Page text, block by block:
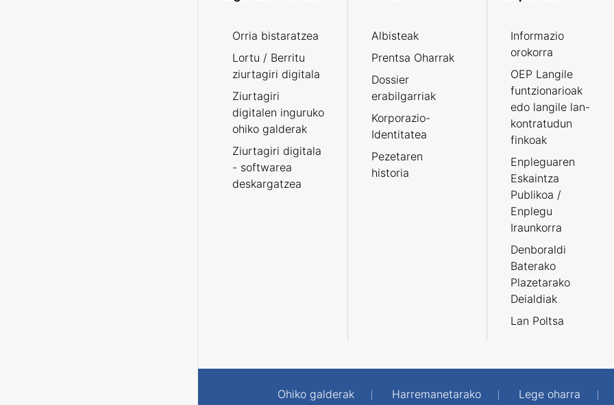
Orria bistaratzea
Lortu / Berritu
ziurtagiri digitala
Ziurtagiri
digitalen inguruko
ohiko galderak
Ziurtagiri digitala
- softwarea
deskargatzea
Albisteak
Prentsa Oharrak
Dossier
erabilgarriak
Korporazio-
Identitatea
Pezetaren
historia
Informazio
orokorra
OEP Langile
funtzionarioak
edo langile lan-
kontratudun
finkoak
Enpleguaren
Eskaintza
Publikoa /
Enplegu
Iraunkorra
Denboraldi
Baterako
Plazetarako
Deialdiak
Lan Poltsa
Ohiko galderak Harremanetarako Lege oharra